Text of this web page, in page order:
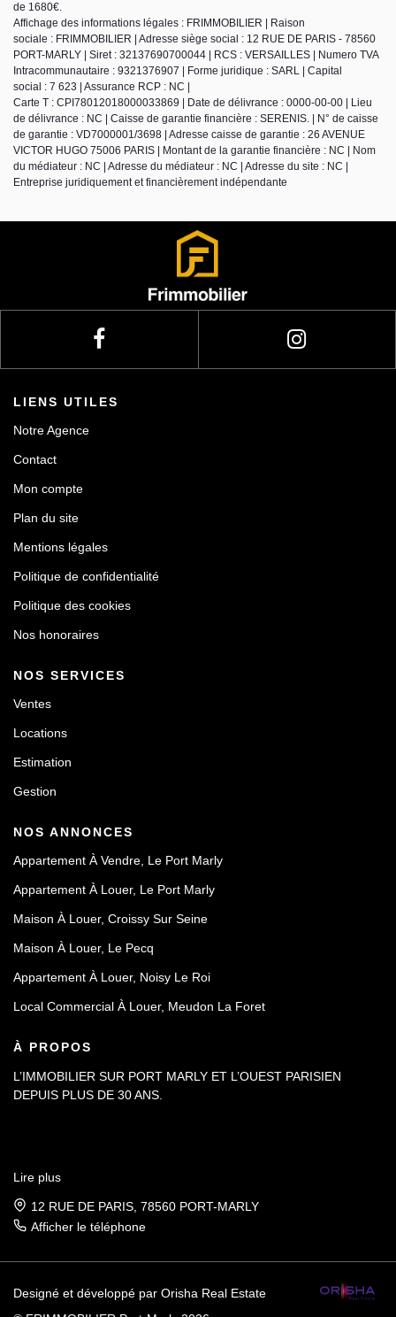
de 1680€.
Affichage des informations légales : FRIMMOBILIER | Raison
sociale : FRIMMOBILIER | Adresse siège social : 12 RUE DE PARIS - 78560
PORT-MARLY | Siret : 32137690700044 | RCS : VERSAILLES | Numero TVA
Intracommunautaire : 9321376907 | Forme juridique : SARL | Capital
social : 7 623 | Assurance RCP : NC |
Carte T : CPI78012018000033869 | Date de délivrance : 0000-00-00 | Lieu
de délivrance : NC | Caisse de garantie financière : SERENIS. | N° de caisse
de garantie : VD7000001/3698 | Adresse caisse de garantie : 26 AVENUE
VICTOR HUGO 75006 PARIS | Montant de la garantie financière : NC | Nom
du médiateur : NC | Adresse du médiateur : NC | Adresse du site : NC |
Entreprise juridiquement et financièrement indépendante
LIENS UTILES
Notre Agence
Contact
Mon compte
Plan du site
Mentions légales
Politique de confidentialité
Politique des cookies
Nos honoraires
NOS SERVICES
Ventes
Locations
Estimation
Gestion
NOS ANNONCES
Appartement À Vendre, Le Port Marly
Appartement À Louer, Le Port Marly
Maison À Louer, Croissy Sur Seine
Maison À Louer, Le Pecq
Appartement À Louer, Noisy Le Roi
Local Commercial À Louer, Meudon La Foret
À PROPOS
L’IMMOBILIER SUR PORT MARLY ET L’OUEST PARISIEN
DEPUIS PLUS DE 30 ANS.
Lire plus
12 RUE DE PARIS, 78560 PORT-MARLY
Afficher le téléphone
Designé et développé par Orisha Real Estate